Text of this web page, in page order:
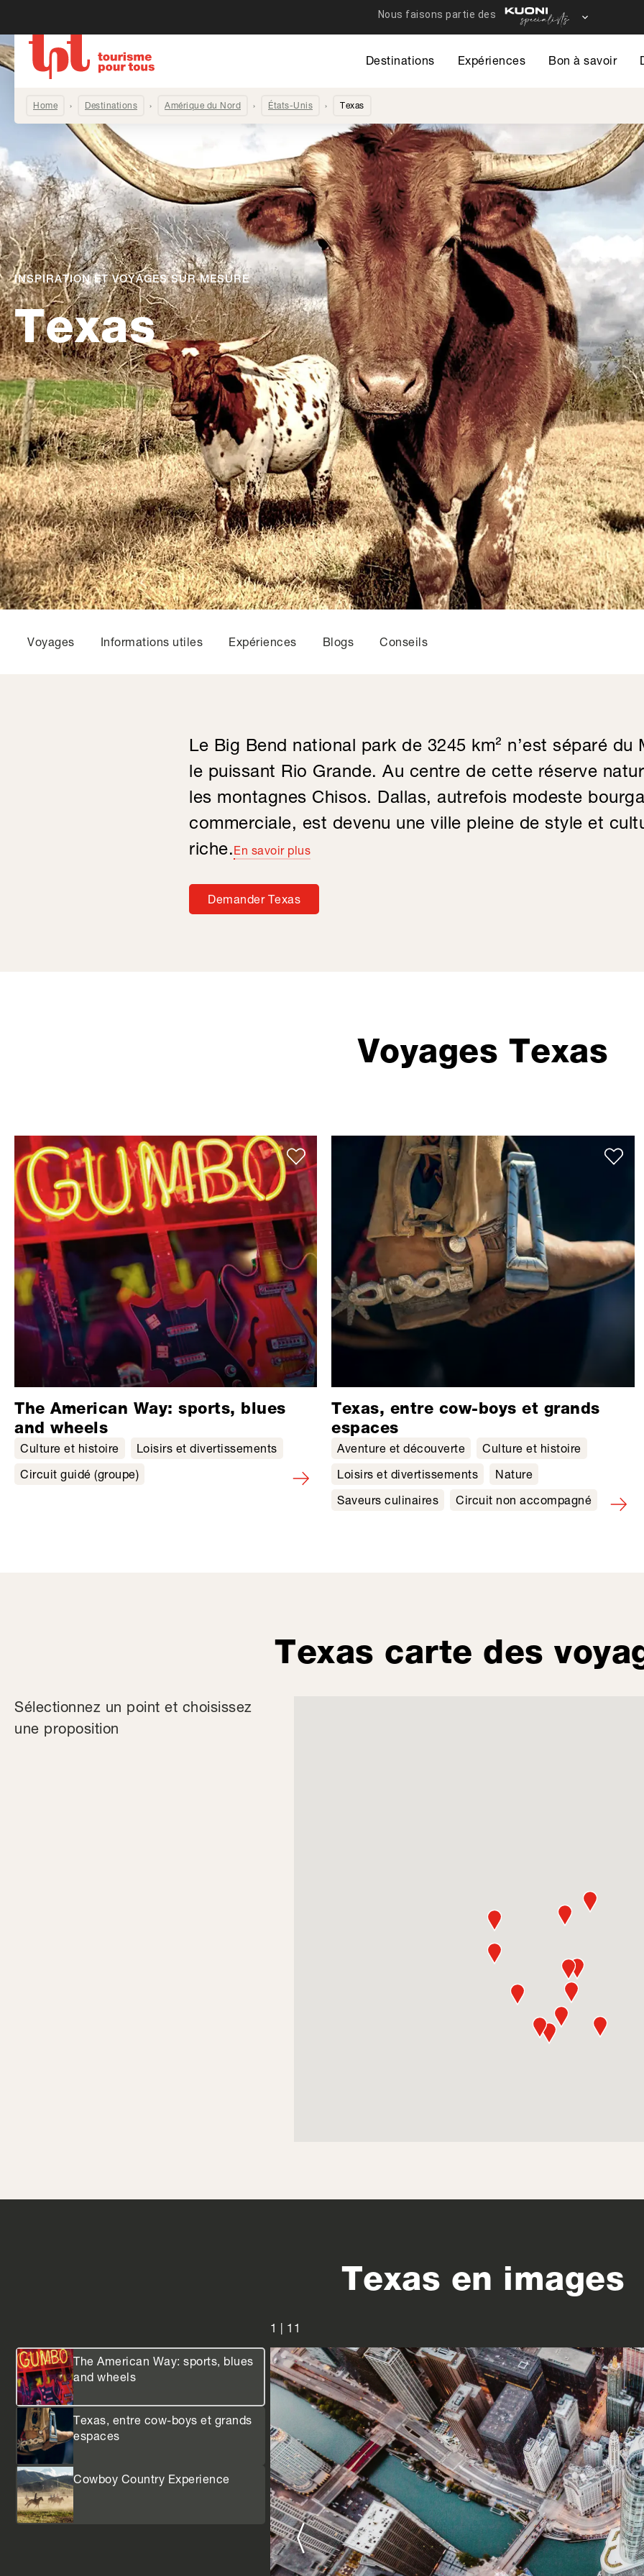
Destinations Expériences Bon à savoir
Home Destinations Amérique du Nord États-Unis Texas
INSPIRATION ET VOYAGES SUR MESURE
-Texas
Voyages Informations utiles Expériences Blogs Conseils
Le Big Bend national park de 3245 km² n’est séparé du
le puissant Rio Grande. Au centre de cette réserve
les montagnes Chisos. Dallas, autrefois modeste
commerciale, est devenu une ville pleine de style et
riche.En savoir plus
Demander Texas
Voyages Texas
The American Way: sports, blues
and wheels
Culture et histoire
Loisirs et divertissements
Circuit guidé (groupe)
Texas, entre cow-boys et grands
espaces
Aventure et découverte
Culture et histoire
Loisirs et divertissements
Nature
Saveurs culinaires
Circuit non accompagné
Texas carte des
Sélectionnez un point et choisissez
une proposition
Texas en images
The American Way: sports, blues
and wheels
Texas, entre cow-boys et grands
espaces
Cowboy Country Experience
1 | 11